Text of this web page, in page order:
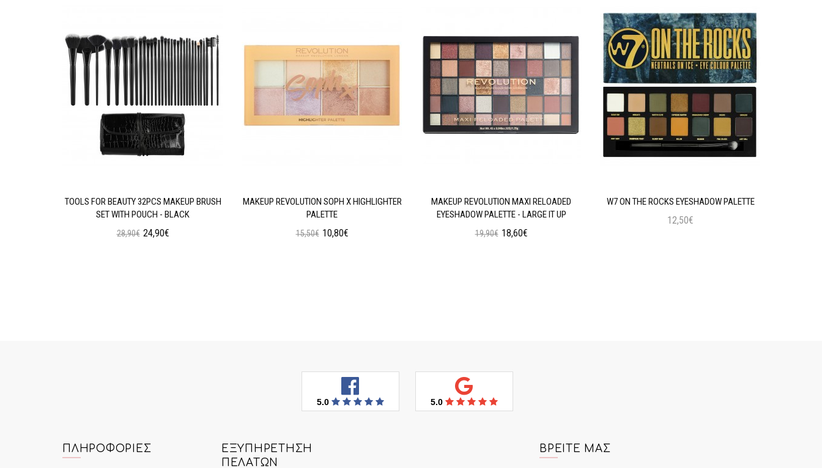
TOOLS FOR BEAUTY 32PCS MAKEUP BRUSH
SET WITH POUCH - BLACK
28,90€ 24,90€
MAKEUP REVOLUTION SOPH X HIGHLIGHTER
PALETTE
15,50€ 10,80€
MAKEUP REVOLUTION MAXI RELOADED
EYESHADOW PALETTE - LARGE IT UP
19,90€ 18,60€
W7 ON THE ROCKS EYESHADOW PALETTE
12,50€
5.0 5.0
ΠΛΗΡΟΦΟΡΊΕΣ
ΕΞΥΠΗΡΈΤΗΣΗ
ΠΕΛΑΤΏΝ
ΒΡΕΊΤΕ ΜΑΣ